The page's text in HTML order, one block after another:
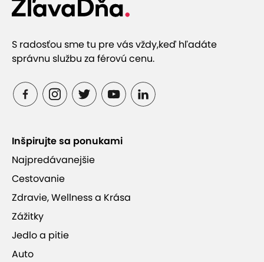
S radosťou sme tu pre vás vždy,keď hľadáte
správnu službu za férovú cenu.
Inšpirujte sa ponukami
Najpredávanejšie
Cestovanie
Zdravie, Wellness a Krása
Zážitky
Jedlo a pitie
Auto